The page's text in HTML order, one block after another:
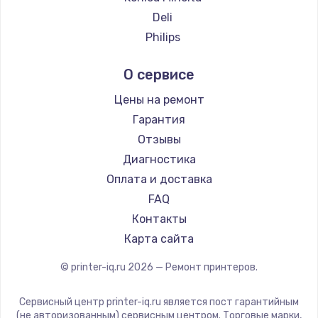
Deli
Philips
Kodak
Lexmark
TSC
Fujitsu
Godex
О сервисе
Цены на ремонт
Гарантия
Отзывы
Диагностика
Оплата и доставка
FAQ
Контакты
Карта сайта
© printer-iq.ru 2026 — Ремонт принтеров.
Сервисный центр printer-iq.ru является пост гарантийным
(не авторизованным) сервисным центром. Торговые марки,